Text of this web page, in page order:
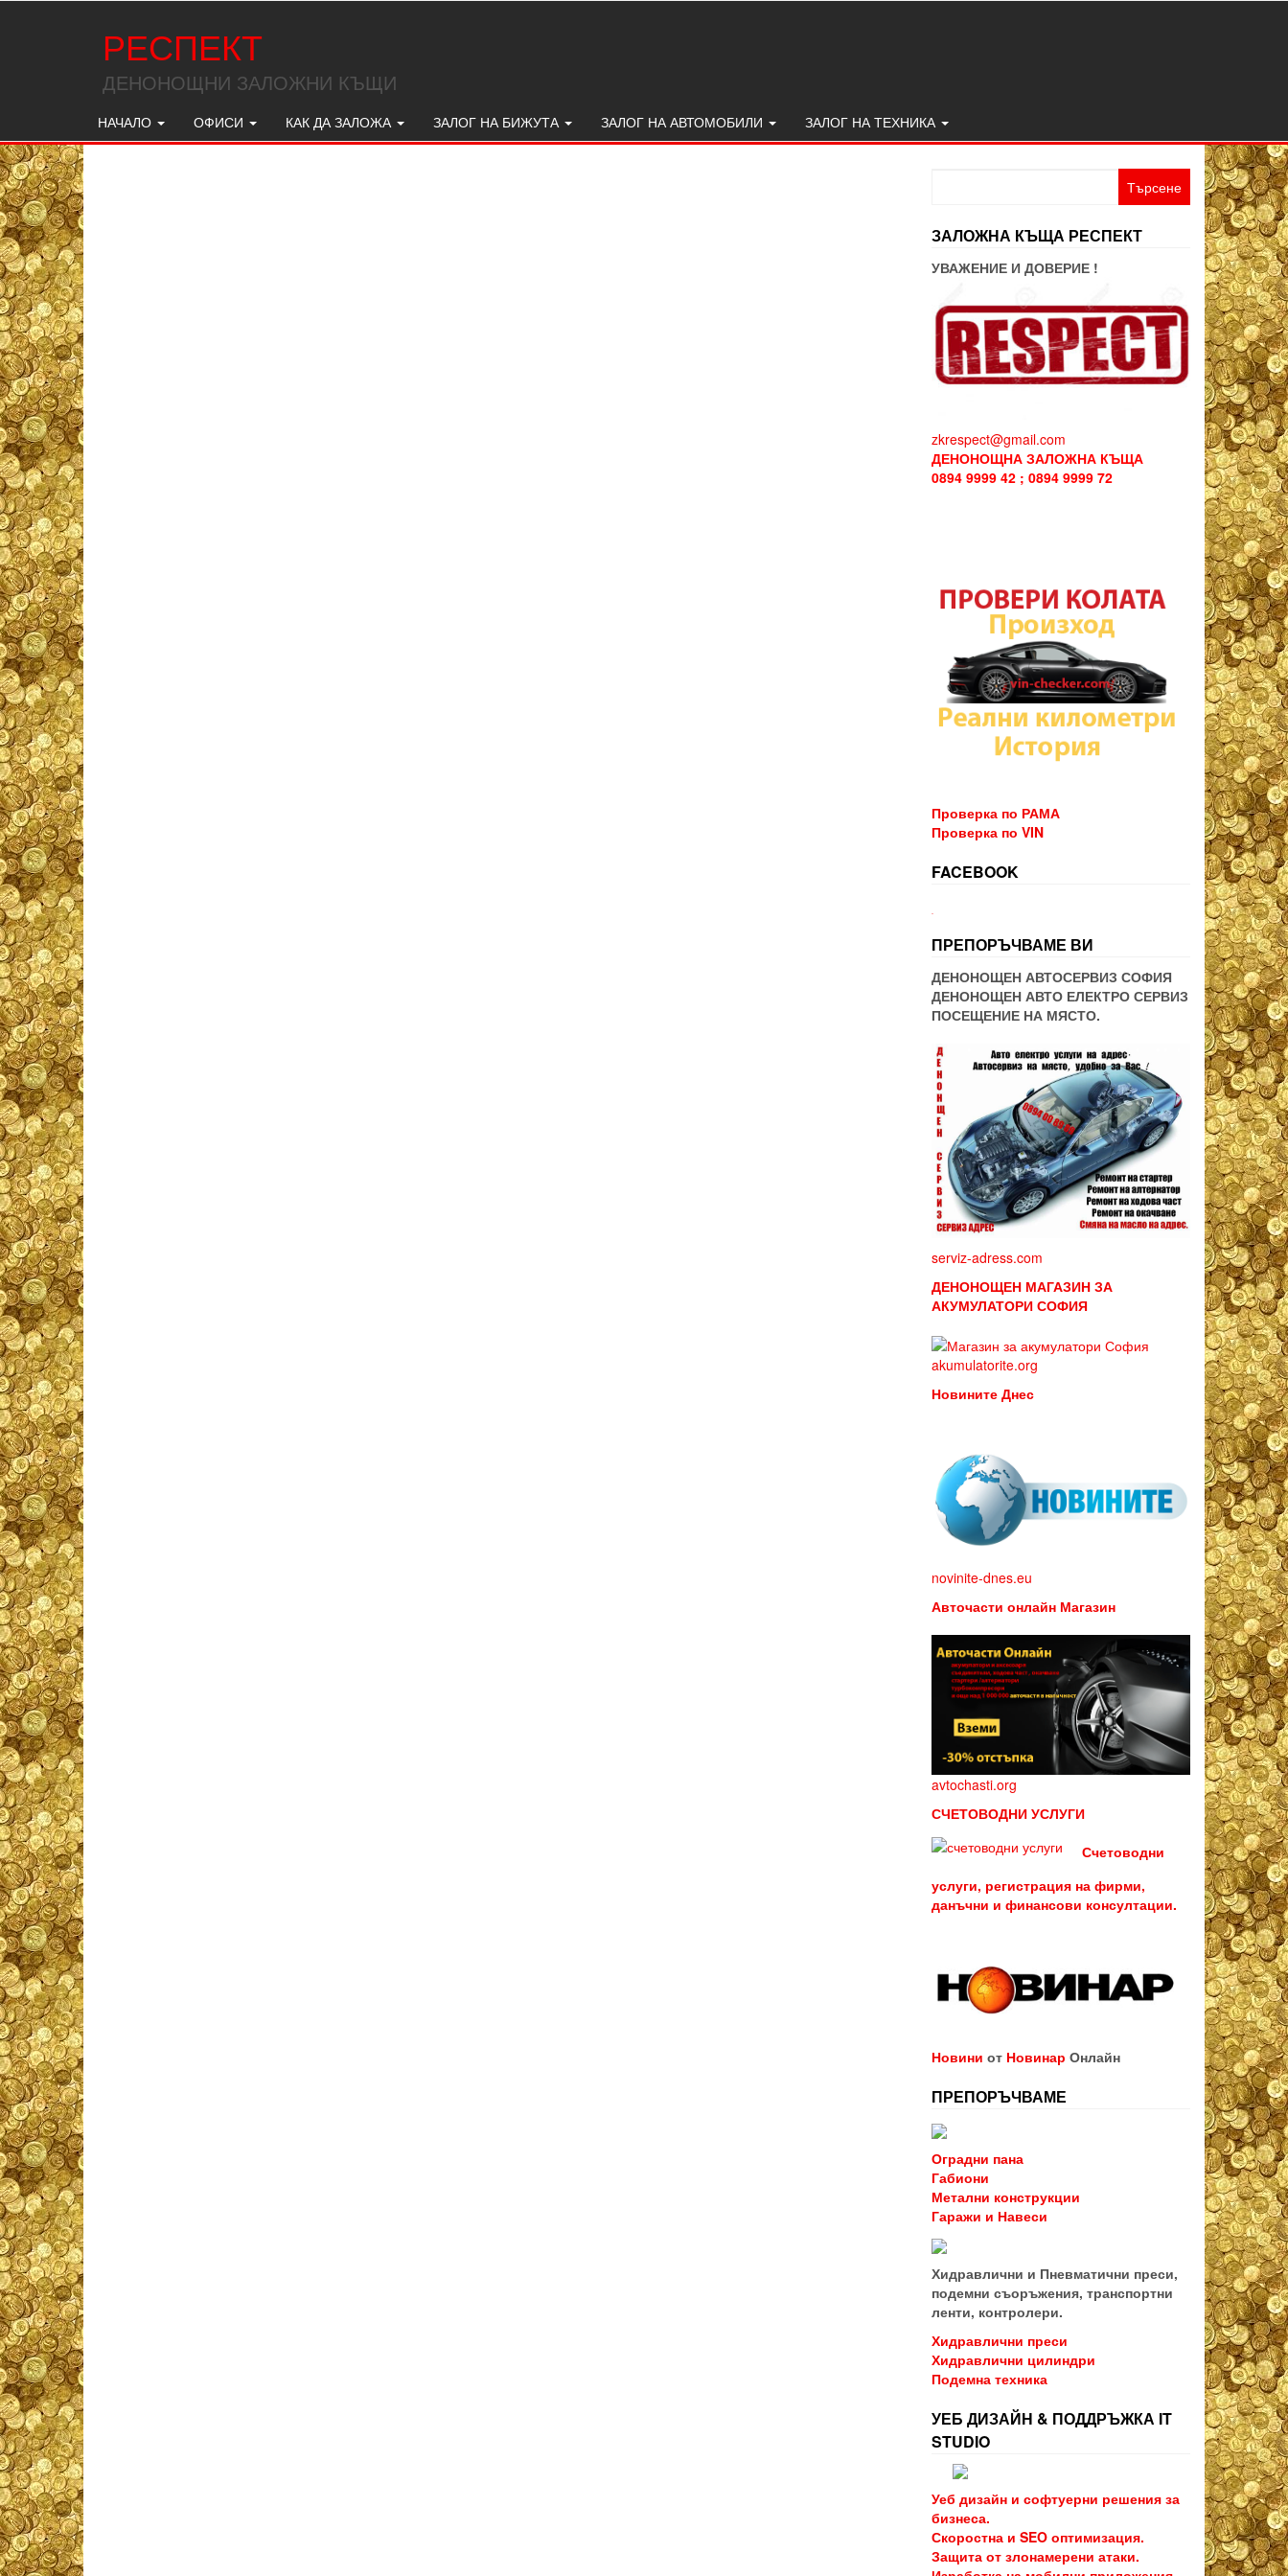
РЕСПЕКТ
ДЕНОНОЩНИ ЗАЛОЖНИ КЪЩИ
НАЧАЛО ОФИСИ КАК ДА ЗАЛОЖА ЗАЛОГ НА БИЖУТА ЗАЛОГ НА АВТОМОБИЛИ ЗАЛОГ НА ТЕХНИКА
ЗАЛОЖНА КЪЩА РЕСПЕКТ
УВАЖЕНИЕ И ДОВЕРИЕ !
zkrespect@gmail.com
ДЕНОНОЩНА ЗАЛОЖНА КЪЩА
0894 9999 42 ; 0894 9999 72
Проверка по РАМА
Проверка по VIN
FACEBOOK
ПРЕПОРЪЧВАМЕ ВИ
ДЕНОНОЩЕН АВТОСЕРВИЗ СОФИЯ
ДЕНОНОЩЕН АВТО ЕЛЕКТРО СЕРВИЗ
ПОСЕЩЕНИЕ НА МЯСТО.
serviz-adress.com
ДЕНОНОЩЕН МАГАЗИН ЗА
АКУМУЛАТОРИ СОФИЯ
akumulatorite.org
Новините Днес
novinite-dnes.eu
Авточасти онлайн Магазин
avtochasti.org
СЧЕТОВОДНИ УСЛУГИ
Счетоводни
услуги, регистрация на фирми,
данъчни и финансови консултации.
Новини от Новинар Онлайн
ПРЕПОРЪЧВАМЕ
Оградни пана
Габиони
Метални конструкции
Гаражи и Навеси
Хидравлични и Пневматични преси,
подемни съоръжения, транспортни
ленти, контролери.
Хидравлични преси
Хидравлични цилиндри
Подемна техника
УЕБ ДИЗАЙН & ПОДДРЪЖКА IT
STUDIO
Уеб дизайн и софтуерни решения за
бизнеса.
Скоростна и SEO оптимизация.
Защита от злонамерени атаки.